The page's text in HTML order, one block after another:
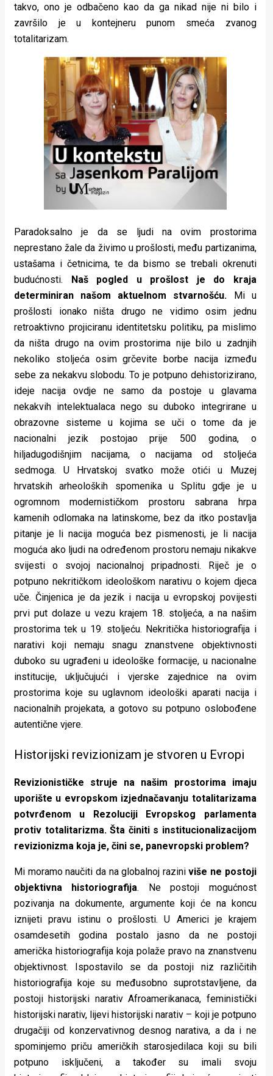
takvo, ono je odbačeno kao da ga nikad nije ni bilo i
završilo je u kontejneru punom smeća zvanog
totalitarizam.
Paradoksalno je da se ljudi na ovim prostorima
neprestano žale da živimo u prošlosti, među partizanima,
ustašama i četnicima, te da bismo se trebali okrenuti
budućnosti. Naš pogled u prošlost je do kraja
determiniran našom aktuelnom stvarnošću. Mi u
prošlosti ionako ništa drugo ne vidimo osim jednu
retroaktivno projiciranu identitetsku politiku, pa mislimo
da ništa drugo na ovim prostorima nije bilo u zadnjih
nekoliko stoljeća osim grčevite borbe nacija između
sebe za nekakvu slobodu. To je potpuno dehistorizirano,
ideje nacija ovdje ne samo da postoje u glavama
nekakvih intelektualaca nego su duboko integrirane u
obrazovne sisteme u kojima se uči o tome da je
nacionalni jezik postojao prije 500 godina, o
hiljadugodišnjim nacijama, o nacijama od stoljeća
sedmoga. U Hrvatskoj svatko može otići u Muzej
hrvatskih arheoloških spomenika u Splitu gdje je u
ogromnom modernističkom prostoru sabrana hrpa
kamenih odlomaka na latinskome, bez da itko postavlja
pitanje je li nacija moguća bez pismenosti, je li nacija
moguća ako ljudi na određenom prostoru nemaju nikakve
svijesti o svojoj nacionalnoj pripadnosti. Riječ je o
potpuno nekritičkom ideološkom narativu o kojem djeca
uče. Činjenica je da jezik i nacija u evropskoj povijesti
prvi put dolaze u vezu krajem 18. stoljeća, a na našim
prostorima tek u 19. stoljeću. Nekritička historiografija i
narativi koji nemaju snagu znanstvene objektivnosti
duboko su ugrađeni u ideološke formacije, u nacionalne
institucije, uključujući i vjerske zajednice na ovim
prostorima koje su uglavnom ideološki aparati nacija i
nacionalnih projekata, a gotovo su potpuno oslobođene
autentične vjere.
Historijski revizionizam je stvoren u Evropi
Revizionističke struje na našim prostorima imaju
uporište u evropskom izjednačavanju totalitarizama
potvrđenom u Rezoluciji Evropskog parlamenta
protiv totalitarizma. Šta činiti s institucionalizacijom
revizionizma koja je, čini se, panevropski problem?
Mi moramo naučiti da na globalnoj raziniviše ne postoji
objektivna historiografija. Ne postoji mogućnost
pozivanja na dokumente, argumente koji će na koncu
iznijeti pravu istinu o prošlosti. U Americi je krajem
osamdesetih godina postalo jasno da ne postoji
američka historiografija koja polaže pravo na znanstvenu
objektivnost. Ispostavilo se da postoji niz različitih
historiografija koje su međusobno suprotstavljene, da
postoji historijski narativ Afroamerikanaca, feministički
historijski narativ, lijevi historijski narativ – koji je potpuno
drugačiji od konzervativnog desnog narativa, a da i ne
spominjemo priču američkih starosjedilaca koji su bili
potpuno isključeni, a također su imali svoju